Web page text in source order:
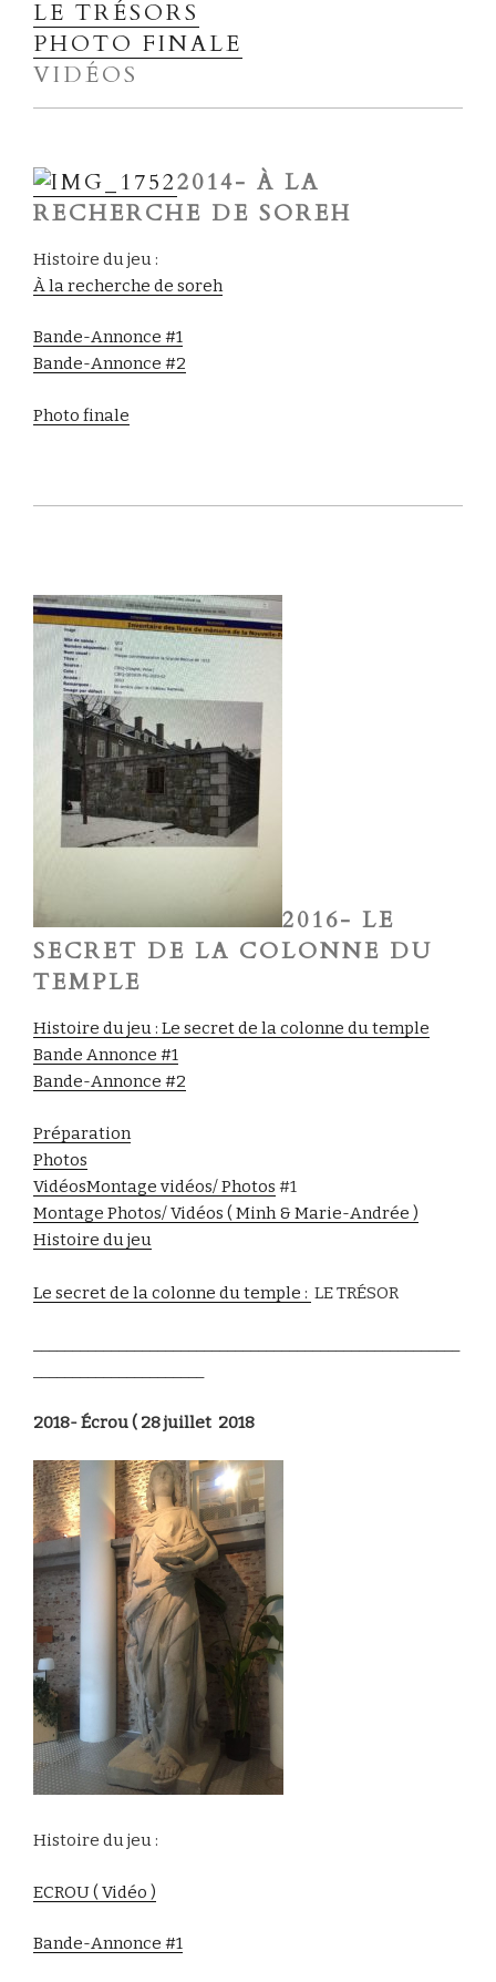
LE TRÉSORS
PHOTO FINALE
VIDÉOS
2014- À LA
RECHERCHE DE SOREH
Histoire du jeu :
À la recherche de soreh
Bande-Annonce #1
Bande-Annonce #2
Photo finale
2016- LE
SECRET DE LA COLONNE DU
TEMPLE
Histoire du jeu : Le secret de la colonne du temple
Bande Annonce #1
Bande-Annonce #2
Préparation
Photos
VidéosMontage vidéos/ Photos #1
Montage Photos/ Vidéos ( Minh & Marie-Andrée )
Histoire du jeu
Le secret de la colonne du temple : LE TRÉSOR
2018- Écrou ( 28 juillet 2018
Histoire du jeu :
ECROU ( Vidéo )
Bande-Annonce #1